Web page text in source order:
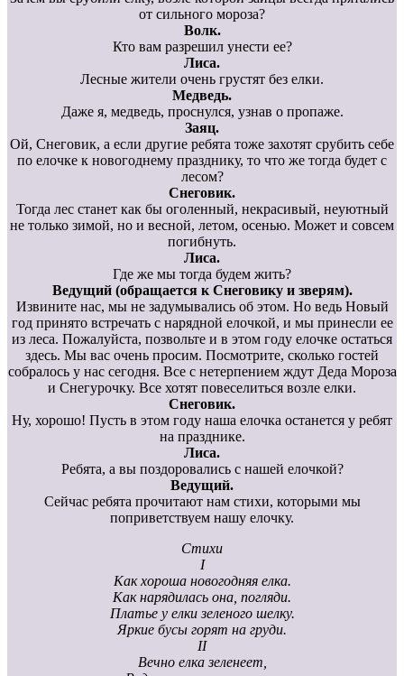
от сильного мороза?
Волк.
Кто вам разрешил унести ее?
Лиса.
Лесные жители очень грустят без елки.
Медведь.
Даже я, медведь, проснулся, узнав о пропаже.
Заяц.
Ой, Снеговик, а если другие ребята тоже захотят срубить себе
по елочке к новогоднему празднику, то что же тогда будет с
лесом?
Снеговик.
Тогда лес станет как бы оголенный, некрасивый, неуютный
не только зимой, но и весной, летом, осенью. Может и совсем
погибнуть.
Лиса.
Где же мы тогда будем жить?
Ведущий (обращается к Снеговику и зверям).
Извините нас, мы не задумывались об этом. Но ведь Новый
год принято встречать с нарядной елочкой, и мы принесли ее
из леса. Пожалуйста, позвольте и в этом году елочке остаться
здесь. Мы вас очень просим. Посмотрите, сколько гостей
собралось у нас сегодня. Все с нетерпением ждут Деда Мороза
и Снегурочку. Все хотят повеселиться возле елки.
Снеговик.
Ну, хорошо! Пусть в этом году наша елочка останется у ребят
на празднике.
Лиса.
Ребята, а вы поздоровались с нашей елочкой?
Ведущий.
Сейчас ребята прочитают нам стихи, которыми мы
поприветствуем нашу елочку.
Стихи
I
Как хороша новогодняя елка.
Как нарядилась она, погляди.
Платье у елки зеленого шелку.
Яркие бусы горят на груди.
II
Вечно елка зеленеет,